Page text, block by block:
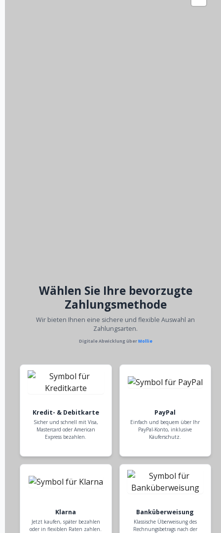
Wählen Sie Ihre bevorzugte
Zahlungsmethode
Wir bieten Ihnen eine sichere und flexible Auswahl an
Zahlungsarten.
Digitale Abwicklung überMollie
Kredit- & Debitkarte
Sicher und schnell mit Visa,
Mastercard oder American
Express bezahlen.
PayPal
Einfach und bequem über Ihr
PayPal-Konto, inklusive
Käuferschutz.
Klarna
Jetzt kaufen, später bezahlen
oder in flexiblen Raten zahlen.
Banküberweisung
Klassische Überweisung des
Rechnungsbetrags nach der